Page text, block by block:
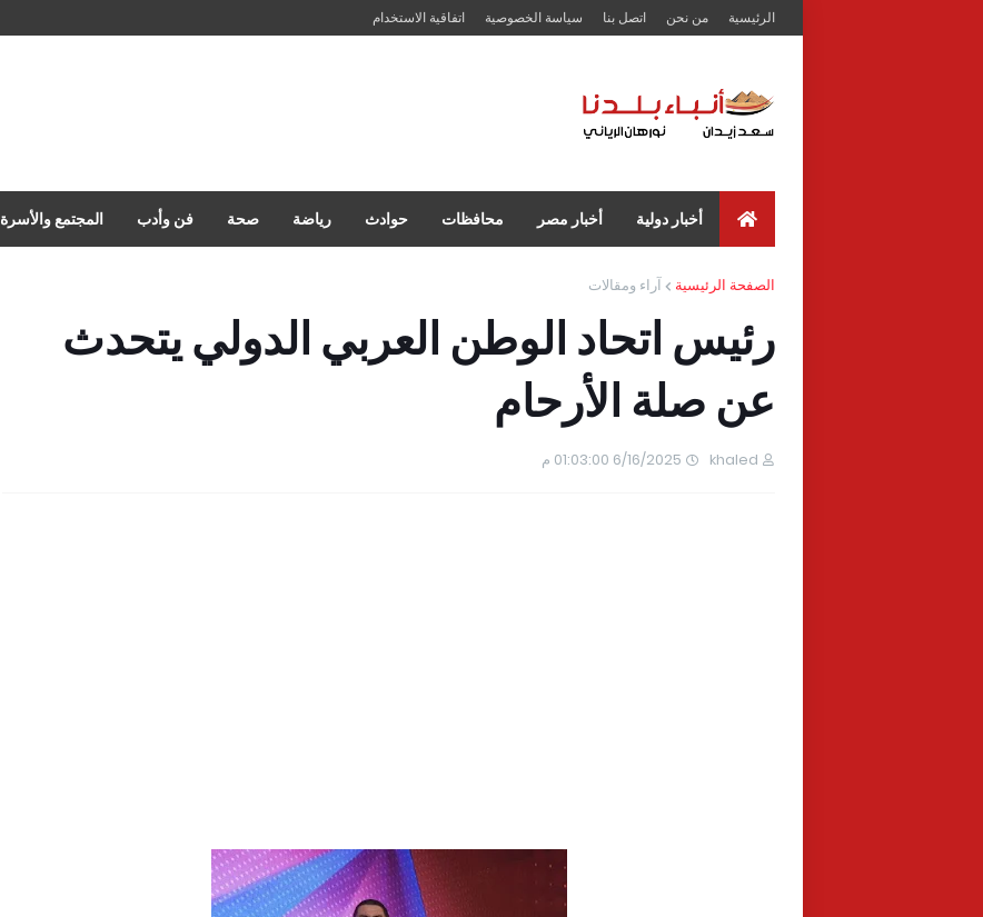
الرئيسية من نحن اتصل بنا سياسة الخصوصية اتفاقية الاستخدام
أخبار دولية أخبار مصر محافظات حوادث رياضة صحة فن وأدب المجتمع والأسرة
الصفحة الرئيسية آراء ومقالات
رئيس اتحاد الوطن العربي الدولي يتحدث
عن صلة الأرحام
khaled 6/16/2025 01:03:00 م